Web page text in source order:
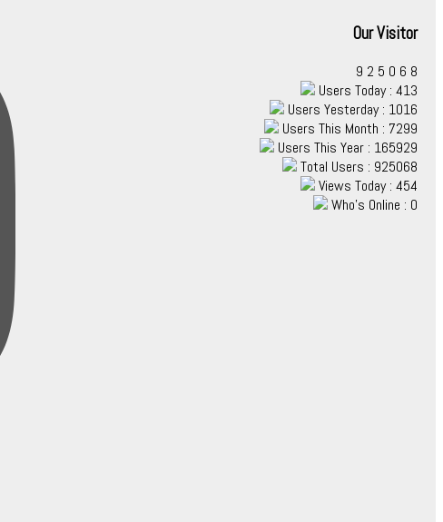
Our Visitor
9 2 5 0 6 8
Users Today : 413
Users Yesterday : 1016
Users This Month : 7299
Users This Year : 165929
Total Users : 925068
Views Today : 454
Who's Online : 0